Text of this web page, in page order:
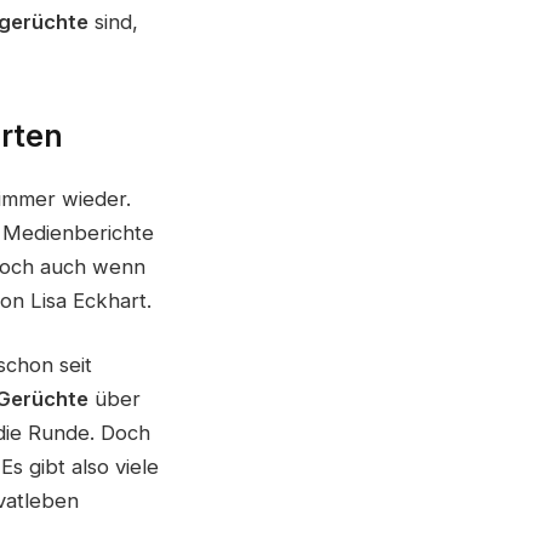
sind,
wieder.
auch wenn
Lisa Eckhart.
seit
über
Runde. Doch
gibt also viele